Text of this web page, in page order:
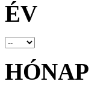
ÉV
HÓNAP